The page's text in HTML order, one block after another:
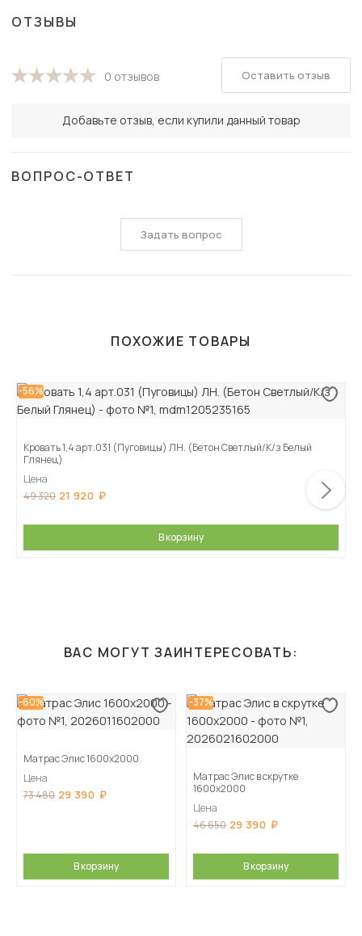
ОТЗЫВЫ
0 отзывов
Добавьте отзыв, если купили данный товар
Оставить отзыв
ВОПРОС-ОТВЕТ
Задать вопрос
ПОХОЖИЕ ТОВАРЫ
-56%
Кровать 1,4 арт.031 (Пуговицы) ЛН. (Бетон Светлый/К/з Белый
Глянец)
Цена
49 320 21 920
В корзину
ВАС МОГУТ ЗАИНТЕРЕСОВАТЬ:
-60%
Матрас Элис 1600х2000
Цена
73 480 29 390
В корзину
-37%
Матрас Элис в скрутке
1600х2000
Цена
46 650 29 390
В корзину